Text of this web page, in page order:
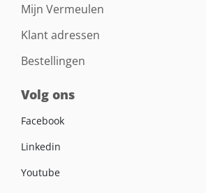
Mijn Vermeulen
Klant adressen
Bestellingen
Volg ons
Facebook
Linkedin
Youtube